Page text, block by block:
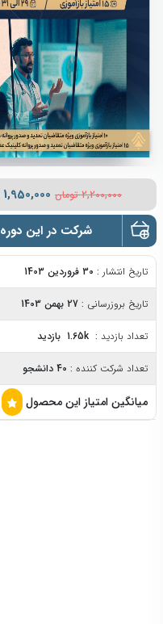
2,200,000 تومان 1,950,000
شرکت در این دوره
تاریخ انتشار : 30 فروردین 1403
تاریخ بروزرسانی : 27 بهمن 1403
تعداد بازدید :
تعداد شرکت کننده : 40 دانشجو
میانگین امتیاز این محصول